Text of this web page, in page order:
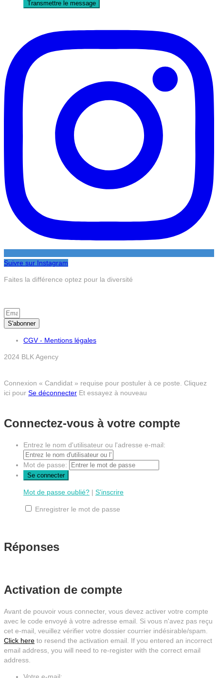
Suivre sur Instagram
Faites la différence optez pour la diversité
S'abonner
CGV - Mentions légales
2024 BLK Agency
Connexion « Candidat » requise pour postuler à ce poste. Cliquez
ici pour Se déconnecter Et essayez à nouveau
Connectez-vous à votre compte
Entrez le nom d'utilisateur ou l'adresse e-mail:
Mot de passe:
Mot de passe oublié? | S'inscrire
Enregistrer le mot de passe
Réponses
Activation de compte
Avant de pouvoir vous connecter, vous devez activer votre compte
avec le code envoyé à votre adresse email. Si vous n'avez pas reçu
cet e-mail, veuillez vérifier votre dossier courrier indésirable/spam.
Click here to resend the activation email. If you entered an incorrect
email address, you will need to re-register with the correct email
address.